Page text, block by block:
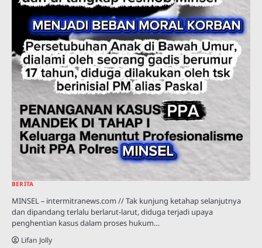
BERITA
MINSEL – intermitranews.com // Tak kunjung ketahap selanjutnya
dan dipandang terlalu berlarut-larut, diduga terjadi upaya
penghentian kasus dalam proses hukum…
Lifan Jolly